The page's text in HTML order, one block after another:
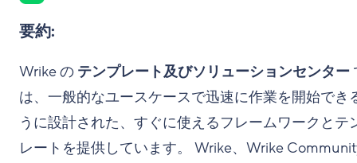
要約:
Wrike の テンプレート及びソリューションセンター
は、一般的なユースケースで迅速に作業を開始でき
うに設計された、すぐに使えるフレームワークとテ
レートを提供しています。 Wrike、Wrike